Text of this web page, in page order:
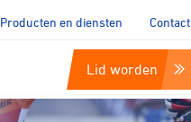
Producten en diensten Contact
Lid worden